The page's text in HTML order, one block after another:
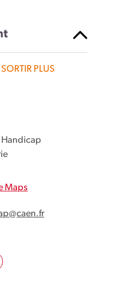
PLUS
France
Handicap
Maps